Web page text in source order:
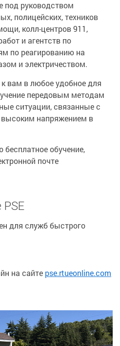
под руководством
полицейских, техников
колл-центров 911,
и агентств по
по реагированию на
и электричеством.
к вам в любое удобное для
передовым методам
ситуации, связанные с
напряжением в
обучение,
почте
для служб быстрого
на сайте pse.rtueonline.com